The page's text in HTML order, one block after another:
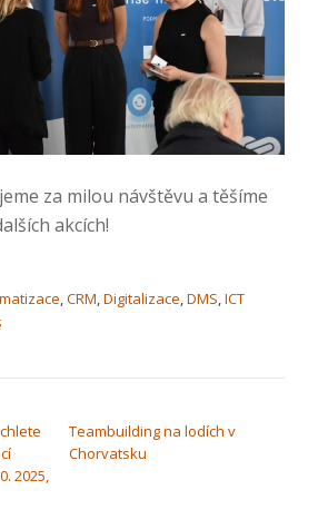
za milou návštěvu a těšíme
akcích!
,CRM,Digitalizace,DMS,ICT
2025,
Teambuilding na lodích v
Chorvatsku